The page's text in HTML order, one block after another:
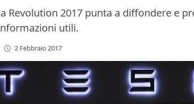
Revolution 2017 punta a diffondere e
utili.
2 Febbraio 2017